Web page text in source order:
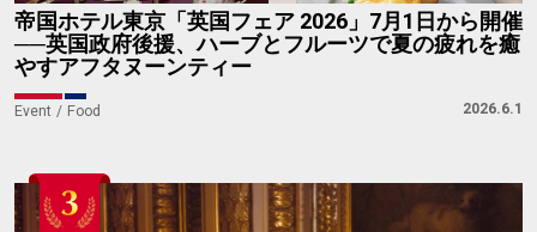
帝国ホテル東京「英国フェア 2026」7月1日から開催
──英国政府後援、ハーブとフルーツで夏の疲れを癒
やすアフタヌーンティー
Event Food 2026.6.1